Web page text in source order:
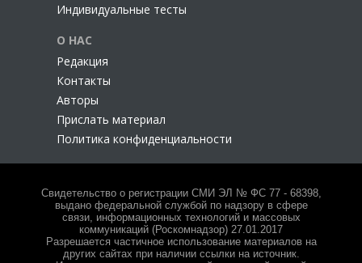
Индивидуальные тесты
О НАС
Редакция
Контакты
Авторы
Прислать материал
Политика конфиденциальности
Свидетельство о регистрации СМИ ЭЛ № ФС 77 - 68398,
выдано федеральной службой по надзору в сфере
связи, информационных технологий и массовых
коммуникаций (Роскомнадзор) 27.01.2017
Разрешается частичное использование материалов на
других сайтах при наличии ссылки на источник.